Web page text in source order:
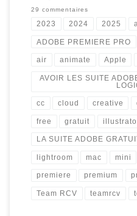
29 commentaires
2023 2024 2025
ADOBE PREMIERE PRO
air animate Apple
AVOIR LES SUITE
cc cloud creative
free gratuit
LA SUITE ADOBE
lightroom mac mini
premiere premium
Team RCV teamrcv